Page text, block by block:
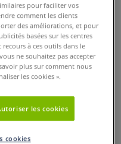
à bords
Ingres sont idéals pour
aux fusains, vos travaux
pour faciliter vos
comment les clients
des améliorations, et pour
basées sur les centres
recours à ces outils dans le
ne souhaitez pas accepter
plus sur comment nous
les cookies ».
les cookies
cookies